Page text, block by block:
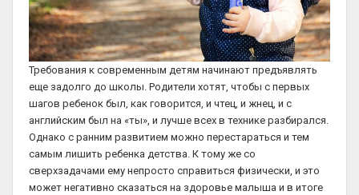
Требования к современным детям начинают предъявлять
еще задолго до школы. Родители хотят, чтобы с первых
шагов ребенок был, как говорится, и чтец, и жнец, и с
английским был на «ты», и лучше всех в технике разбирался.
Однако с ранним развитием можно перестараться и тем
самым лишить ребенка детства. К тому же со
сверхзадачами ему непросто справиться физически, и это
может негативно сказаться на здоровье малыша и в итоге